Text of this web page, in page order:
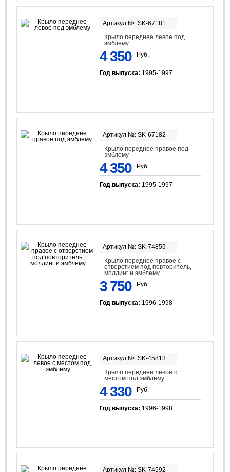
Артикул №: SK-67181
Крыло переднее левое под
эмблему
4 350 Руб.
Год выпуска: 1995-1997
Артикул №: SK-67182
Крыло переднее правое под
эмблему
4 350 Руб.
Год выпуска: 1995-1997
Артикул №: SK-74859
Крыло переднее правое с
отверстием под повторитель,
молдинг и эмблему
3 750 Руб.
Год выпуска: 1996-1998
Артикул №: SK-45813
Крыло переднее левое с
местом под эмблему
4 330 Руб.
Год выпуска: 1996-1998
Артикул №: SK-74592